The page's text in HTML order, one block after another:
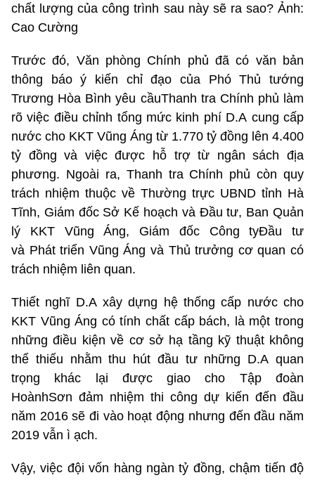
chất lượng của công trình sau này sẽ ra sao? Ảnh:
Cao Cường
Trước đó, Văn phòng Chính phủ đã có văn bản
thông báo ý kiến chỉ đạo của Phó Thủ tướng
Trương Hòa Bình yêu cầuThanh tra Chính phủ làm
rõ việc điều chỉnh tổng mức kinh phí D.A cung cấp
nước cho KKT Vũng Áng từ 1.770 tỷ đồng lên 4.400
tỷ đồng và việc được hỗ trợ từ ngân sách địa
phương. Ngoài ra, Thanh tra Chính phủ còn quy
trách nhiệm thuộc về Thường trực UBND tỉnh Hà
Tĩnh, Giám đốc Sở Kế hoạch và Đầu tư, Ban Quản
lý KKT Vũng Áng, Giám đốc Công tyĐầu tư
và Phát triển Vũng Áng và Thủ trưởng cơ quan có
trách nhiệm liên quan.
Thiết nghĩ D.A xây dựng hệ thống cấp nước cho
KKT Vũng Áng có tính chất cấp bách, là một trong
những điều kiện về cơ sở hạ tầng kỹ thuật không
thể thiếu nhằm thu hút đầu tư những D.A quan
trọng khác lại được giao cho Tập đoàn
HoànhSơn đảm nhiệm thi công dự kiến đến đầu
năm 2016 sẽ đi vào hoạt động nhưng đến đầu năm
2019 vẫn ì ạch.
Vậy, việc đội vốn hàng ngàn tỷ đồng, chậm tiến độ